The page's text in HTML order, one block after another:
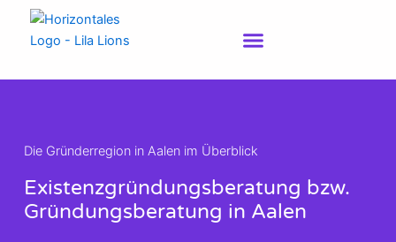
springen
Die Gründerregion in Aalen im Überblick
Existenzgründungsberatung bzw.
Gründungsberatung in Aalen